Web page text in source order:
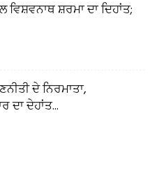
ਸ਼ਰਮਾ ਦਾ ਦਿਹਾਂਤ;
ਦੇ ਨਿਰਮਾਤਾ,
ਦਾ ਦੇਹਾਂਤ...